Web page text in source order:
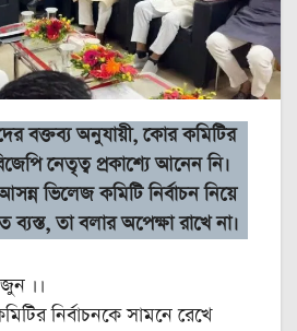
বক্তব্য অনুযায়ী, কোর কমিটির
নেতৃত্ব প্রকাশ্যে আনেন নি।
ভিলেজ কমিটি নির্বাচন নিয়ে
তা বলার অপেক্ষা রাখে না।
।।
নির্বাচনকে সামনে রেখে